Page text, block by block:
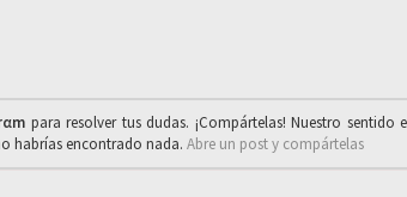
para resolver tus dudas. ¡Compártelas! Nuestro
habrías encontrado nada. Abre un post y compártelas